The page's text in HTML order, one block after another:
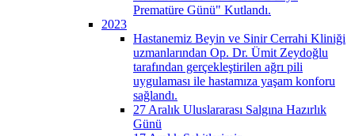
Prematüre Günü" Kutlandı.
2023
Hastanemiz Beyin ve Sinir Cerrahi Kliniği
uzmanlarından Op. Dr. Ümit Zeydoğlu
tarafından gerçekleştirilen ağrı pili
uygulaması ile hastamıza yaşam konforu
sağlandı.
27 Aralık Uluslararası Salgına Hazırlık
Günü